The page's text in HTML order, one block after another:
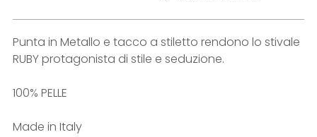
Punta in Metallo e tacco a stiletto rendono lo stivale
RUBY protagonista di stile e seduzione.
100% PELLE
Made in Italy